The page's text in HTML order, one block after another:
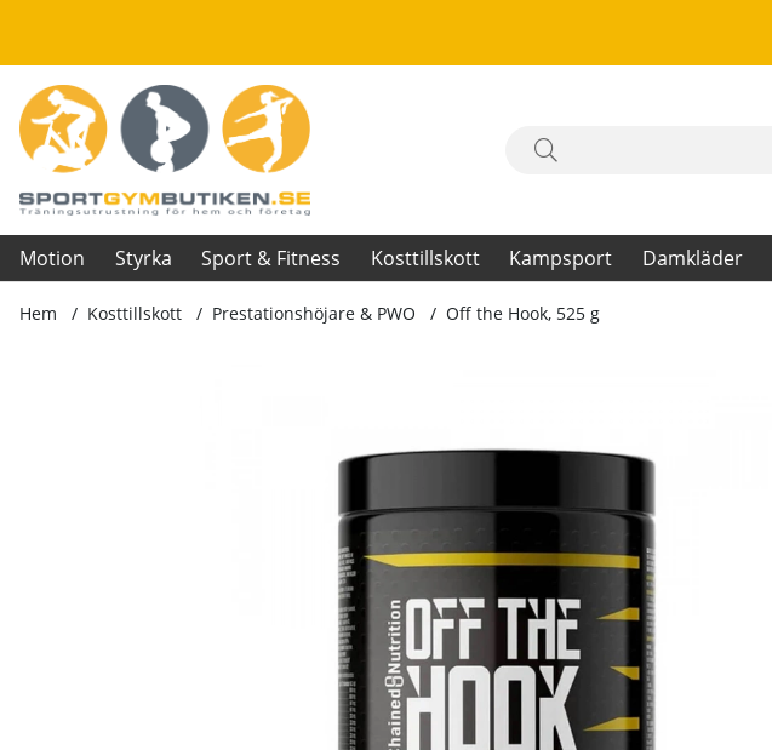
Motion Styrka Sport & Fitness Kosttillskott Kampsport Damkläder
Hem Kosttillskott Prestationshöjare & PWO Off the Hook, 525 g